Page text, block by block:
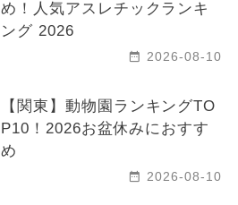
め！人気アスレチックランキ
ング 2026
2026-08-10
【関東】動物園ランキングTO
P10！2026お盆休みにおすす
め
2026-08-10